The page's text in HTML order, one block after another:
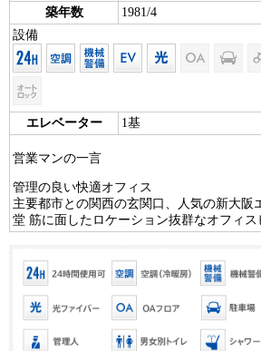
築年数
1981/4
設備
エレベーター 1基
営業マンの一言
管理の良い快適オフィス
主要都市との関西の玄関口、人気の新大阪
堂 筋に面したロケーション抜群なオフィス